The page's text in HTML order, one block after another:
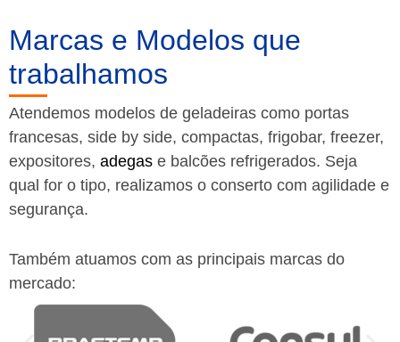
Marcas e Modelos que
trabalhamos
Atendemos modelos de geladeiras como portas
francesas, side by side, compactas, frigobar, freezer,
expositores, adegas e balcões refrigerados. Seja
qual for o tipo, realizamos o conserto com agilidade e
segurança.
Também atuamos com as principais marcas do
mercado: